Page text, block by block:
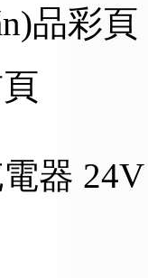
品彩頁
器 24V